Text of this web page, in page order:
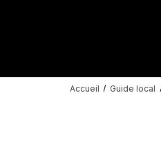
Accueil Guide local